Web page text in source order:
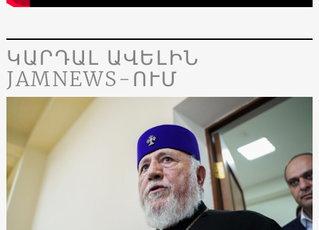
ԿԱՐԴԱԼ ԱՎԵԼԻՆ
JAMNEWS-ՈՒՄ